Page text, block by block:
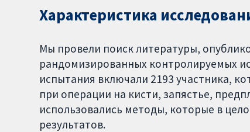
Характеристика
Мы провели поиск литературы,
рандомизированных контролируемых
испытания включали 2193 участника,
при операции на кисти, запястье,
использовались методы, которые в
результатов.